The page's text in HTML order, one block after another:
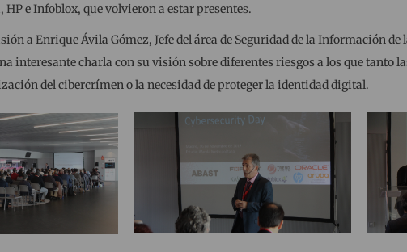
e Infoblox, que volvieron a estar presentes.
a Enrique Ávila Gómez, Jefe del área de Seguridad de la Información
interesante charla con su visión sobre diferentes riesgos a los que tanto
del cibercrímen o la necesidad de proteger la identidad digital.